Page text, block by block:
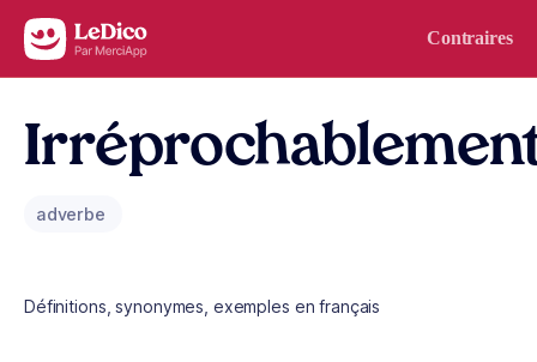
Aller au contenu Contraires
adverbe
Définitions, synonymes, exemples en français